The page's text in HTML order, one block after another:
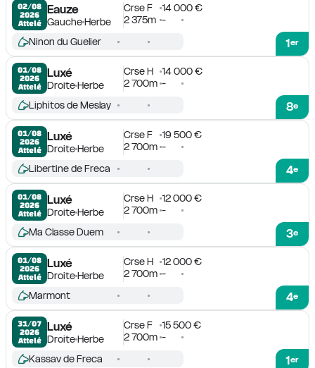
02/08
2026
Attelé
Eauze
GaucheHerbe
Crse F
14 000 €
2 375m -
1er
Ninon du Guelier
01/08
2026
Attelé
Luxé
DroiteHerbe
Crse H
14 000 €
2 700m -
8e
Liphitos de Meslay
01/08
2026
Attelé
Luxé
DroiteHerbe
Crse F
19 500 €
2 700m -
4e
Libertine de Freca
01/08
2026
Attelé
Luxé
DroiteHerbe
Crse H
12 000 €
2 700m -
3e
Ma Classe Duem
01/08
2026
Attelé
Luxé
DroiteHerbe
Crse H
12 000 €
2 700m -
4e
Marmont
31/07
2026
Attelé
Luxé
DroiteHerbe
Crse F
15 500 €
2 700m -
1er
Kassav de Freca